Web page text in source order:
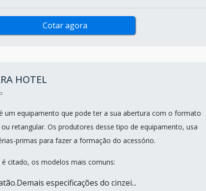
Cotar agora
HOTEL
um equipamento que pode ter a sua abertura com o formato
retangular. Os produtores desse tipo de equipamento, usa
primas para fazer a formação do acessório.
citado, os modelos mais comuns:
especificações do cinzei...